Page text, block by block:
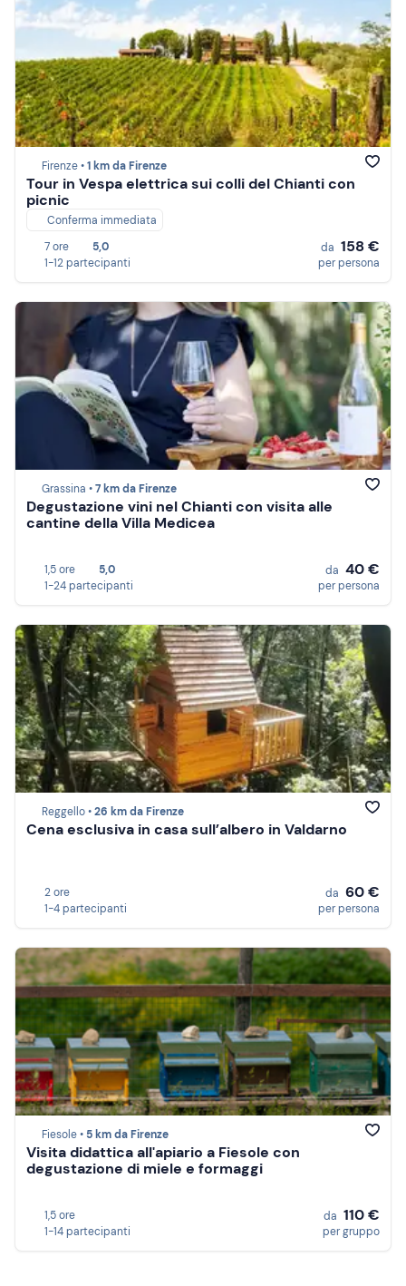
Firenze •1 km da Firenze
Tour in Vespa elettrica sui colli del Chianti con
picnic
Conferma immediata
7 ore
5,0
1-12 partecipanti
da 158 €
per persona
Grassina •7 km da Firenze
Degustazione vini nel Chianti con visita alle
cantine della Villa Medicea
1,5 ore
5,0
1-24 partecipanti
da 40 €
per persona
Reggello •26 km da Firenze
Cena esclusiva in casa sull’albero in Valdarno
2 ore
1-4 partecipanti
da 60 €
per persona
Fiesole • 5 km da Firenze
Visita didattica all'apiario a Fiesole con
degustazione di miele e formaggi
1,5 ore
1-14 partecipanti
da 110 €
per gruppo